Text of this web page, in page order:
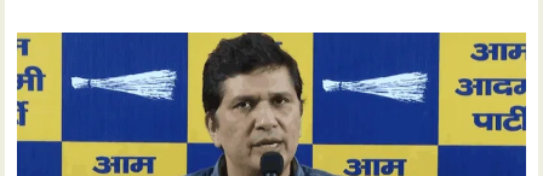
e
n